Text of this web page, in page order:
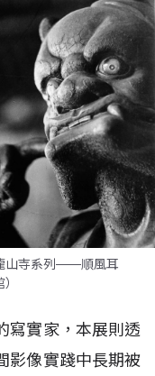
山寺系列――順風耳
寫實家，本展則透
影像實踐中長期被